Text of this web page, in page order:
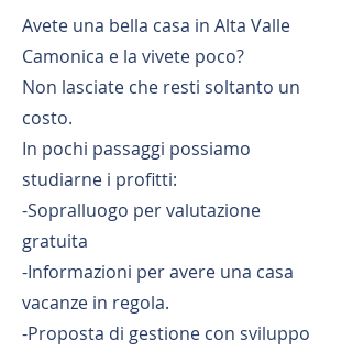
Avete una bella casa in Alta Valle
Camonica e la vivete poco?
Non lasciate che resti soltanto un
costo.
In pochi passaggi possiamo
studiarne i profitti:
-Sopralluogo per valutazione
gratuita
-Informazioni per avere una casa
vacanze in regola.
-Proposta di gestione con sviluppo